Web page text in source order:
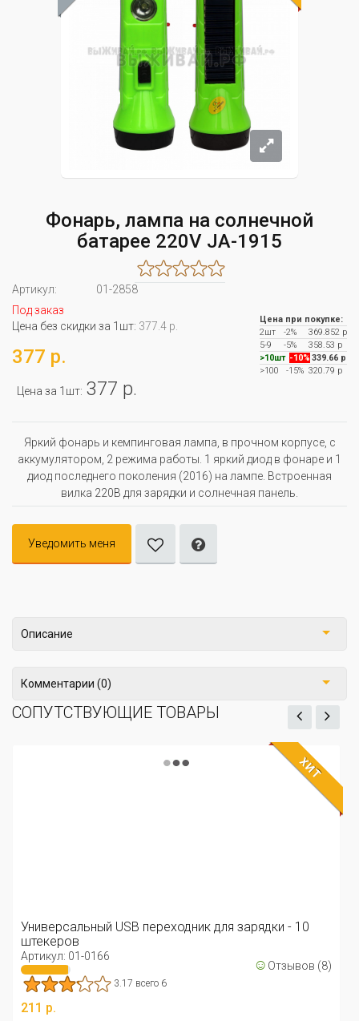
Фонарь, лампа на солнечной
батарее 220V JA-1915
Артикул:
01-2858
Под заказ
Цена без скидки за 1шт: 377.4 р.
377 р.
Цена за 1шт: 377 р.
Цена при покупке:
2шт
-2%
369.852 р
5-9
-5%
358.53 р
>10шт -10% 339.66 р
>100
-15% 320.79 р
Яркий фонарь и кемпинговая лампа, в прочном корпусе, с
аккумулятором, 2 режима работы. 1 яркий диод в фонаре и 1
диод последнего поколения (2016) на лампе. Встроенная
вилка 220В для зарядки и солнечная панель.
Уведомить меня
Описание
Комментарии (0)
СОПУТСТВУЮЩИЕ ТОВАРЫ
ХИТ
Универсальный USB переходник для зарядки - 10
штекеров
Артикул: 01-0166 ☺ Отзывов (8)
3.17 всего 6
211 р.